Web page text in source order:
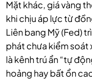
Mặt khác, giá vàng
khi chịu áp lực từ
Liên bang Mỹ (Fed)
phát chưa kiểm
là kênh trú ẩn “tự
hoảng hay bất ổn